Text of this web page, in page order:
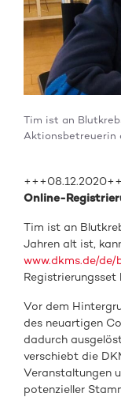
Tim ist an
Aktionsbetreuerin
Online-
Tim ist an
Jahren alt ist,
www.dkms.de/
Registrierungsset
Vor dem
des neuartigen
dadurch
verschiebt die
Veranstaltungen
potenzieller